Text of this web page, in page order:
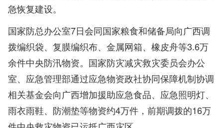
急恢复建设。
国家防总办公室7日会同国家粮食和储备局向广西调
拨编织袋、复膜编织布、金属网箱、橡皮舟等3.6万
余件中央防汛物资。国家防灾减灾救灾委员会办公
室、应急管理部通过应急物资政社协同保障机制协调
相关基金会向广西增加援助应急食品、应急照明灯、
雨衣雨鞋、防潮垫等物资约4万件，前期调拨的16万